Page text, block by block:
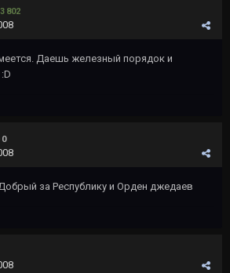
3 802
Даешь железный порядок и
0
за Республику и Орден джедаев